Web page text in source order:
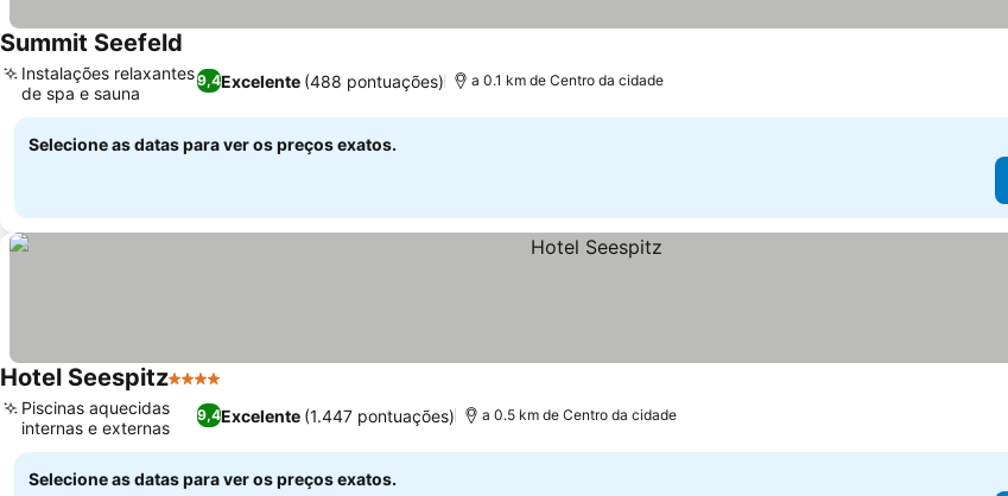
Summit Seefeld
9,4Excelente (488 pontuações)
Instalações relaxantes
de spa e sauna
a 0.1 km de Centro da cidade
Selecione as datas para ver os preços exatos.
Hotel Seespitz4 Estrelas
9,4Excelente (1.447 pontuações)
Piscinas aquecidas
internas e externas
a 0.5 km de Centro da cidade
Selecione as datas para ver os preços exatos.